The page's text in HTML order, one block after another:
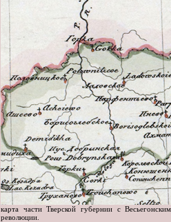
карта части Тверской губернии с
революции.